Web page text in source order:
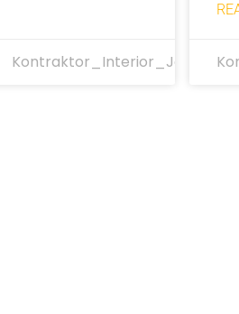
Kontraktor_Interior_Jakarta